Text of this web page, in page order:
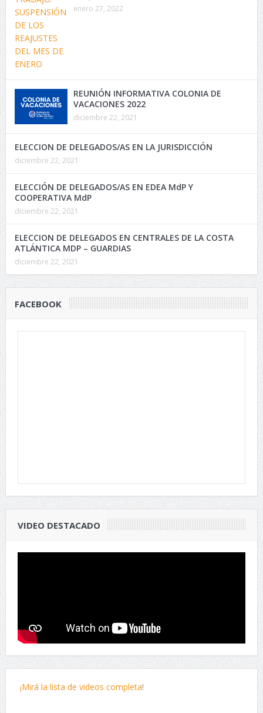
enero 27, 2022
REUNIÓN INFORMATIVA COLONIA DE
VACACIONES 2022
diciembre 22, 2021
ELECCION DE DELEGADOS/AS EN LA JURISDICCIÓN
diciembre 22, 2021
ELECCIÓN DE DELEGADOS/AS EN EDEA MdP Y
COOPERATIVA MdP
diciembre 22, 2021
ELECCION DE DELEGADOS EN CENTRALES DE LA COSTA
ATLÁNTICA MDP – GUARDIAS
diciembre 22, 2021
FACEBOOK
VIDEO DESTACADO
¡Mirá la lista de videos completa!